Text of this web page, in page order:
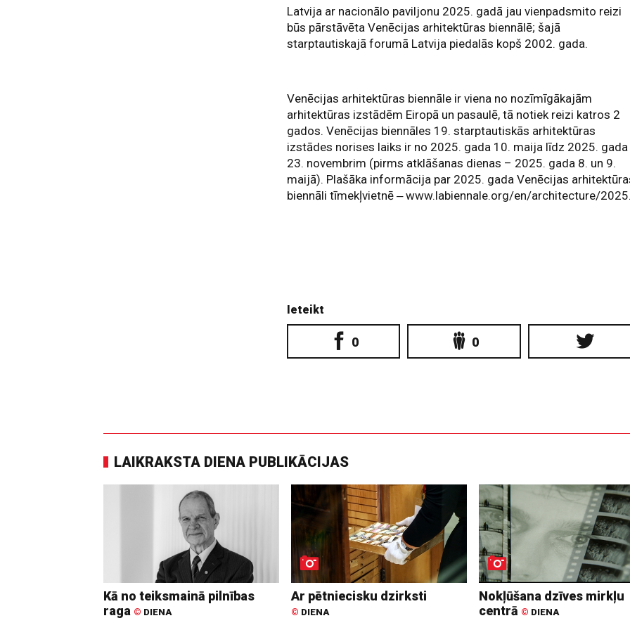
Latvija ar nacionālo paviljonu 2025. gadā jau vienpadsmito reizi
būs pārstāvēta Venēcijas arhitektūras biennālē; šajā
starptautiskajā forumā Latvija piedalās kopš 2002. gada.
Venēcijas arhitektūras biennāle ir viena no nozīmīgākajām
arhitektūras izstādēm Eiropā un pasaulē, tā notiek reizi katros 2
gados. Venēcijas biennāles 19. starptautiskās arhitektūras
izstādes norises laiks ir no 2025. gada 10. maija līdz 2025. gada
23. novembrim (pirms atklāšanas dienas – 2025. gada 8. un 9.
maijā). Plašāka informācija par 2025. gada Venēcijas
biennāli tīmekļvietnē ‒ www.labiennale.org/en/architecture/
Ieteikt
0 0
LAIKRAKSTA DIENA PUBLIKĀCIJAS
Kā no teiksmainā pilnības
raga © DIENA
Ar pētniecisku dzirksti
© DIENA
Nokļūšana dzīves mirkļu
centrā © DIENA